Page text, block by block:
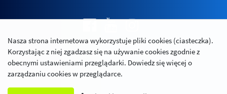
Polityka prywatności
Relacje inwestorskie
Nasza strona internetowa wykorzystuje pliki cookies (ciasteczka).
Korzystając z niej zgadzasz się na używanie cookies zgodnie z
obecnymi ustawieniami przeglądarki. Dowiedz się więcej o
zarządzaniu cookies w przeglądarce.